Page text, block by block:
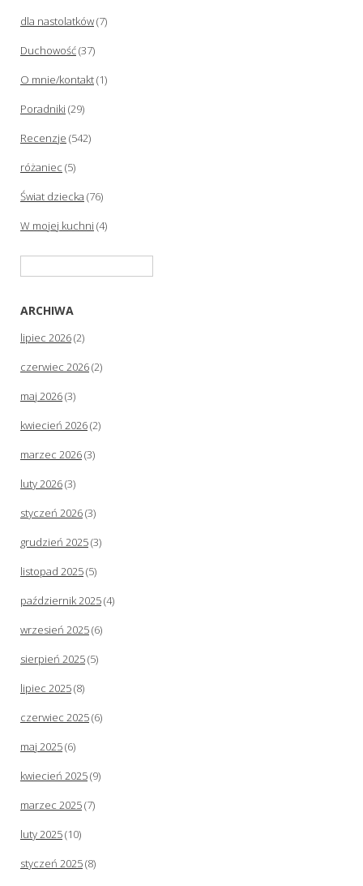
dla nastolatków(7)
Duchowość(37)
O mnie/kontakt(1)
Poradniki (29)
Recenzje (542)
różaniec (5)
Świat dziecka (76)
W mojej kuchni (4)
ARCHIWA
lipiec 2026(2)
czerwiec 2026(2)
maj 2026(3)
kwiecień 2026(2)
marzec 2026(3)
luty 2026(3)
styczeń 2026(3)
grudzień 2025(3)
listopad 2025(5)
październik 2025(4)
wrzesień 2025(6)
sierpień 2025(5)
lipiec 2025(8)
czerwiec 2025(6)
maj 2025(6)
kwiecień 2025(9)
marzec 2025(7)
luty 2025(10)
styczeń 2025(8)